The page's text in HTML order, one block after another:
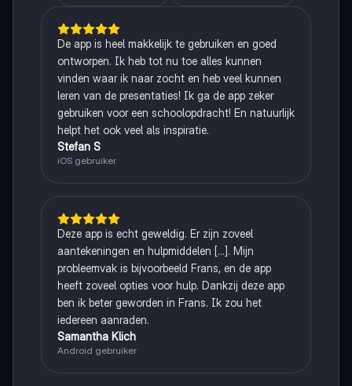
De app is heel makkelijk te gebruiken en goed
ontworpen. Ik heb tot nu toe alles kunnen
vinden waar ik naar zocht en heb veel kunnen
leren van de presentaties! Ik ga de app zeker
gebruiken voor een schoolopdracht! En natuurlijk
helpt het ook veel als inspiratie.
Stefan S
iOS gebruiker
Deze app is echt geweldig. Er zijn zoveel
aantekeningen en hulpmiddelen [...]. Mijn
probleemvak is bijvoorbeeld Frans, en de app
heeft zoveel opties voor hulp. Dankzij deze app
ben ik beter geworden in Frans. Ik zou het
iedereen aanraden.
Samantha Klich
Android gebruiker